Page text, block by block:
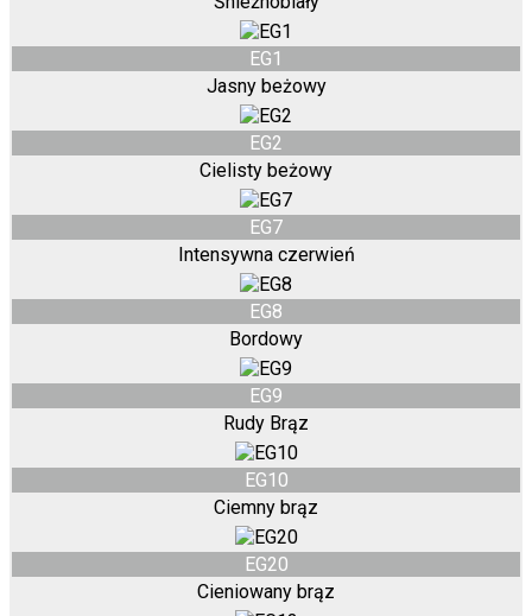
EG1
Jasny beżowy
EG2
Cielisty beżowy
EG7
Intensywna czerwień
EG8
Bordowy
EG9
Rudy Brąz
EG10
Ciemny brąz
EG20
Cieniowany brąz